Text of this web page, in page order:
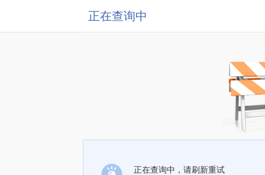
正在查询中
正在查询中，请刷新重试